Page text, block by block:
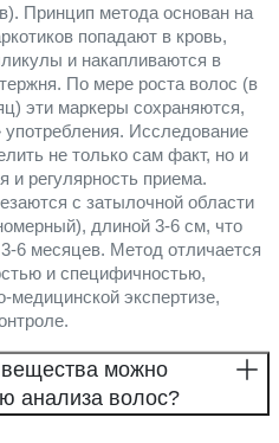
Принцип метода основан на
попадают в кровь,
и накапливаются в
По мере роста волос (в
эти маркеры сохраняются,
употребления. Исследование
не только сам факт, но и
и регулярность приема.
с затылочной области
длиной 3-6 см, что
6 месяцев. Метод отличается
и специфичностью,
медицинской экспертизе,
вещества можно
анализа волос?